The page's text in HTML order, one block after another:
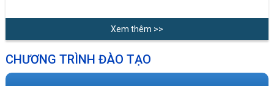
Xem thêm >>
CHƯƠNG TRÌNH ĐÀO TẠO